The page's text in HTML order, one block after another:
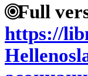
Full
https://